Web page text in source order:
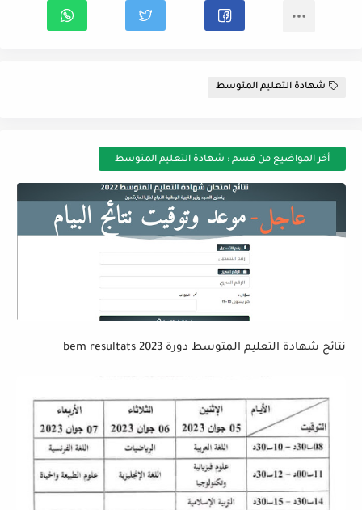
شهادة التعليم المتوسط
أخر المواضيع من قسم : شهادة التعليم المتوسط
نتائج شهادة التعليم المتوسط دورة 2023 bem resultats